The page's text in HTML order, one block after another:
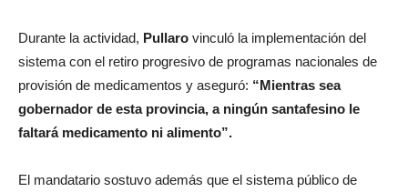
Durante la actividad, Pullaro vinculó la implementación del
sistema con el retiro progresivo de programas nacionales de
provisión de medicamentos y aseguró: “Mientras sea
gobernador de esta provincia, a ningún santafesino le
faltará medicamento ni alimento”.
El mandatario sostuvo además que el sistema público de